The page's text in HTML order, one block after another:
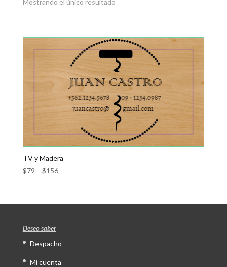
TV y Madera
$79 – $156
Deseo saber
Despacho
Mi cuenta